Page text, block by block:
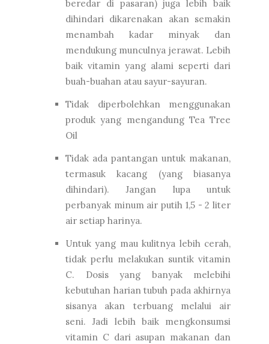
beredar di pasaran) juga lebih baik
dihindari dikarenakan akan semakin
menambah kadar minyak dan
mendukung munculnya jerawat. Lebih
baik vitamin yang alami seperti dari
buah-buahan atau sayur-sayuran.
Tidak diperbolehkan menggunakan
produk yang mengandung Tea Tree
Oil
Tidak ada pantangan untuk makanan,
termasuk kacang (yang biasanya
dihindari). Jangan lupa untuk
perbanyak minum air putih 1,5 - 2 liter
air setiap harinya.
Untuk yang mau kulitnya lebih cerah,
tidak perlu melakukan suntik vitamin
C. Dosis yang banyak melebihi
kebutuhan harian tubuh pada akhirnya
sisanya akan terbuang melalui air
seni. Jadi lebih baik mengkonsumsi
vitamin C dari asupan makanan dan